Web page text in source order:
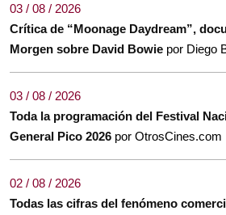
03 / 08 / 2026
Crítica de “Moonage Daydream”,
Morgen sobre David Bowie por Diego
03 / 08 / 2026
Toda la programación del Festival
General Pico 2026 por OtrosCines.com
02 / 08 / 2026
Todas las cifras del fenómeno